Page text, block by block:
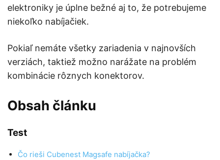
elektroniky je úplne bežné aj to, že potrebujeme
niekoľko nabíjačiek.
Pokiaľ nemáte všetky zariadenia v najnovších
verziách, taktiež možno narážate na problém
kombinácie rôznych konektorov.
Obsah článku
Test
Čo rieši Cubenest Magsafe nabíjačka?